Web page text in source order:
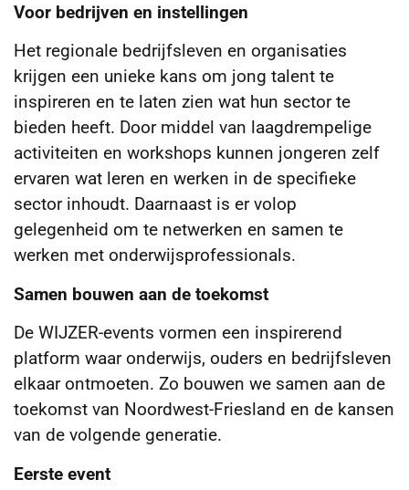
Voor bedrijven en instellingen
Het regionale bedrijfsleven en organisaties
krijgen een unieke kans om jong talent te
inspireren en te laten zien wat hun sector te
bieden heeft. Door middel van laagdrempelige
activiteiten en workshops kunnen jongeren zelf
ervaren wat leren en werken in de specifieke
sector inhoudt. Daarnaast is er volop
gelegenheid om te netwerken en samen te
werken met onderwijsprofessionals.
Samen bouwen aan de toekomst
De WIJZER-events vormen een inspirerend
platform waar onderwijs, ouders en bedrijfsleven
elkaar ontmoeten. Zo bouwen we samen aan de
toekomst van Noordwest-Friesland en de kansen
van de volgende generatie.
Eerste event